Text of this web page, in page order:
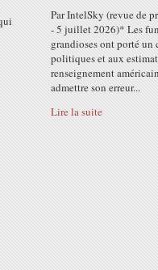
Par IntelSky (revue de
- 5 juillet 2026)* Les
grandioses ont porté
politiques et aux
renseignement
admettre son erreur...
Lire la suite